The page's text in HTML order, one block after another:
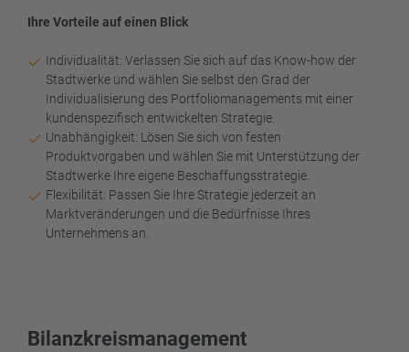
Ihre Vorteile auf einen Blick
Individualität: Verlassen Sie sich auf das Know-how der
Stadtwerke und wählen Sie selbst den Grad der
Individualisierung des Portfoliomanagements mit einer
kundenspezifisch entwickelten Strategie.
Unabhängigkeit: Lösen Sie sich von festen
Produktvorgaben und wählen Sie mit Unterstützung der
Stadtwerke Ihre eigene Beschaffungsstrategie.
Flexibilität: Passen Sie Ihre Strategie jederzeit an
Marktveränderungen und die Bedürfnisse Ihres
Unternehmens an.
Bilanzkreismanagement